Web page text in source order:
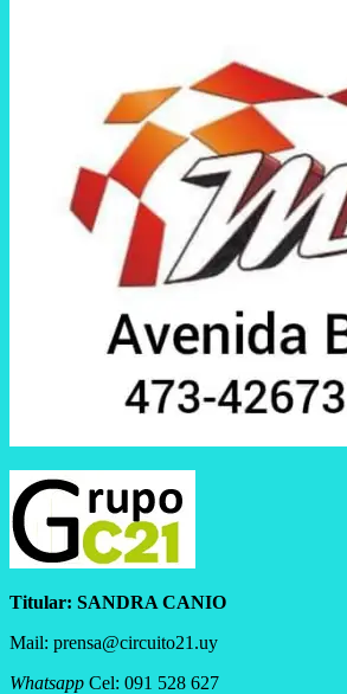
Titular: SANDRA CANIO
Mail: prensa@circuito21.uy
Whatsapp Cel: 091 528 627